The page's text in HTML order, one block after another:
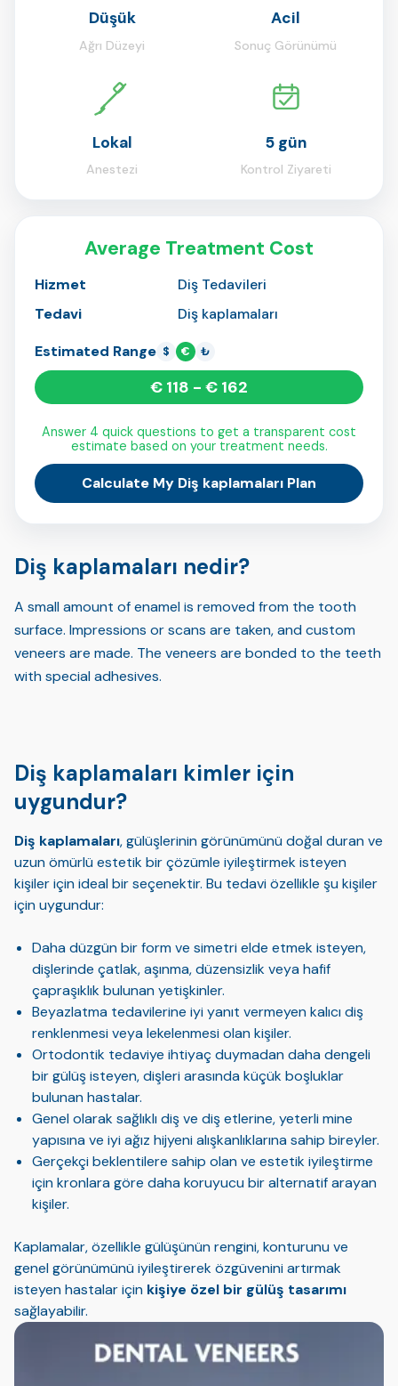
Düşük
Ağrı Düzeyi
Acil
Sonuç Görünümü
Lokal
Anestezi
5 gün
Kontrol Ziyareti
Average Treatment Cost
Hizmet
Diş Tedavileri
Tedavi
Diş kaplamaları
Estimated Range $ € ₺
€ 118 - € 162
Answer 4 quick questions to get a transparent cost
estimate based on your treatment needs.
Calculate My Diş kaplamaları Plan
Diş kaplamaları nedir?
A small amount of enamel is removed from the tooth
surface. Impressions or scans are taken, and custom
veneers are made. The veneers are bonded to the teeth
with special adhesives.
Diş kaplamaları kimler için
uygundur?
Diş kaplamaları, gülüşlerinin görünümünü doğal duran ve
uzun ömürlü estetik bir çözümle iyileştirmek isteyen
kişiler için ideal bir seçenektir. Bu tedavi özellikle şu kişiler
için uygundur:
Daha düzgün bir form ve simetri elde etmek isteyen,
dişlerinde çatlak, aşınma, düzensizlik veya hafif
çapraşıklık bulunan yetişkinler.
Beyazlatma tedavilerine iyi yanıt vermeyen kalıcı diş
renklenmesi veya lekelenmesi olan kişiler.
Ortodontik tedaviye ihtiyaç duymadan daha dengeli
bir gülüş isteyen, dişleri arasında küçük boşluklar
bulunan hastalar.
Genel olarak sağlıklı diş ve diş etlerine, yeterli mine
yapısına ve iyi ağız hijyeni alışkanlıklarına sahip bireyler.
Gerçekçi beklentilere sahip olan ve estetik iyileştirme
için kronlara göre daha koruyucu bir alternatif arayan
kişiler.
Kaplamalar, özellikle gülüşünün rengini, konturunu ve
genel görünümünü iyileştirerek özgüvenini artırmak
isteyen hastalar için kişiye özel bir gülüş tasarımı
sağlayabilir.